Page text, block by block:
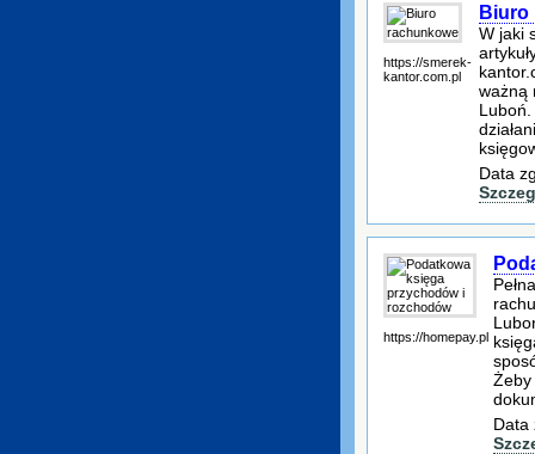
https://smerek-
kantor.com.pl
Biuro
W jaki
ważną
Data
https://homepay.pl
Żeby
Data